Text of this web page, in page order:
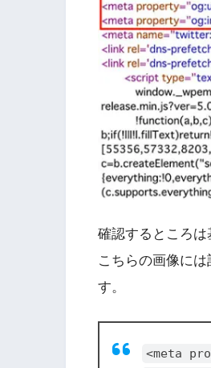
確認するところは
こちらの画像には
す。
<meta